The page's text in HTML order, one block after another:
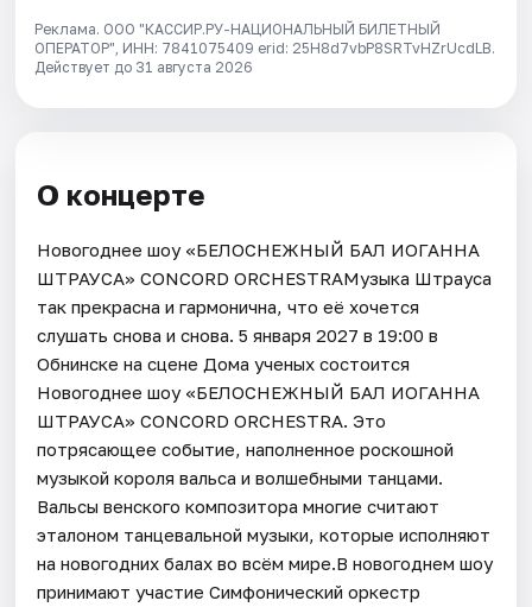
Реклама. ООО "КАССИР.РУ-НАЦИОНАЛЬНЫЙ БИЛЕТНЫЙ
ОПЕРАТОР", ИНН: 7841075409 erid: 25H8d7vbP8SRTvHZrUcdLB.
Действует до 31 августа 2026
О концерте
Новогоднее шоу «БЕЛОСНЕЖНЫЙ БАЛ ИОГАННА
ШТРАУСА» CONCORD ORCHESTRAМузыка Штрауса
так прекрасна и гармонична, что её хочется
слушать снова и снова. 5 января 2027 в 19:00 в
Обнинске на сцене Дома ученых состоится
Новогоднее шоу «БЕЛОСНЕЖНЫЙ БАЛ ИОГАННА
ШТРАУСА» CONCORD ORCHESTRA. Это
потрясающее событие, наполненное роскошной
музыкой короля вальса и волшебными танцами.
Вальсы венского композитора многие считают
эталоном танцевальной музыки, которые исполняют
на новогодних балах во всём мире.В новогоднем шоу
принимают участие Симфонический оркестр